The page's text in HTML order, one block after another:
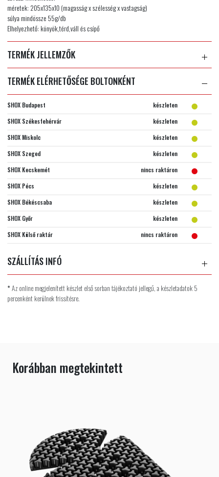
méretek: 205x135x10 (magasság x szélesség x vastagság)
súlya mindössze 55g/db
Elhelyezhető: könyök,térd,váll és csípő
TERMÉK JELLEMZŐK
TERMÉK ELÉRHETŐSÉGE BOLTONKÉNT
SHOX Budapest
készleten
SHOX Székesfehérvár
készleten
SHOX Miskolc
készleten
SHOX Szeged
készleten
SHOX Kecskemét
nincs raktáron
SHOX Pécs
készleten
SHOX Békéscsaba
készleten
SHOX Győr
készleten
SHOX Külső raktár
nincs raktáron
SZÁLLÍTÁS INFÓ
*Az online megjelenített készlet első sorban tájékoztató jellegű, a készletadatok 5
percenként kerülnek frissítésre.
Korábban megtekintett